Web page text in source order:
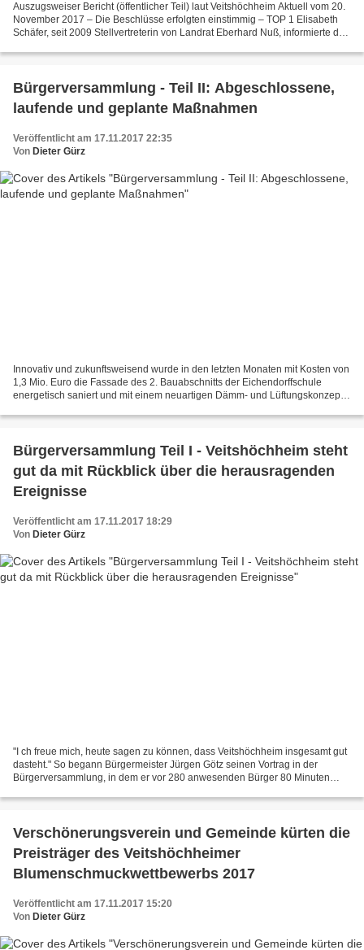
Auszugsweiser Bericht (öffentlicher Teil) laut Veitshöchheim Aktuell vom 20.
November 2017 – Die Beschlüsse erfolgten einstimmig – TOP 1 Elisabeth
Schäfer, seit 2009 Stellvertreterin von Landrat Eberhard Nuß, informierte das
Bürgerversammlung - Teil II: Abgeschlossene,
laufende und geplante Maßnahmen
Veröffentlicht am 17.11.2017 22:35
Von Dieter Gürz
Innovativ und zukunftsweisend wurde in den letzten Monaten mit Kosten von
1,3 Mio. Euro die Fassade des 2. Bauabschnitts der Eichendorffschule
energetisch saniert und mit einem neuartigen Dämm- und Lüftungskonzept
Bürgerversammlung Teil I - Veitshöchheim steht
gut da mit Rückblick über die herausragenden
Ereignisse
Veröffentlicht am 17.11.2017 18:29
Von Dieter Gürz
"I ch freue mich, heute sagen zu können, dass Veitshöchheim insgesamt gut
dasteht." So begann Bürgermeister Jürgen Götz seinen Vortrag in der
Bürgerversammlung, in dem er vor 280 anwesenden Bürger 80 Minuten
Verschönerungsverein und Gemeinde kürten die
Preisträger des Veitshöchheimer
Blumenschmuckwettbewerbs 2017
Veröffentlicht am 17.11.2017 15:20
Von Dieter Gürz